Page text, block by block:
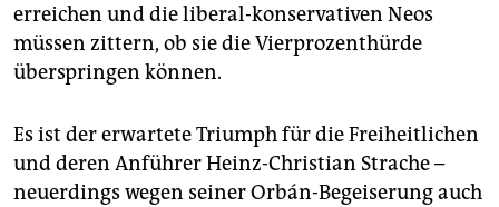
erreichen und die liberal-konservativen Neos
müssen zittern, ob sie die Vierprozenthürde
überspringen können.
Es ist der erwartete Triumph für die Freiheitlichen
und deren Anführer Heinz-Christian Strache –
neuerdings wegen seiner Orbán-Begeiserung auch